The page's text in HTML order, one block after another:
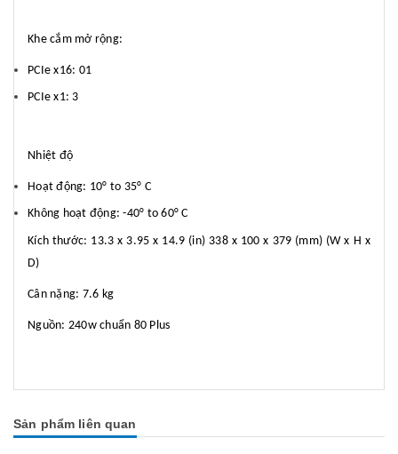
Khe cắm mở rộng:
PCIe x16: 01
PCIe x1: 3
Nhiệt độ
Hoạt động: 10° to 35° C
Không hoạt động: -40° to 60° C
Kích thước: 13.3 x 3.95 x 14.9 (in) 338 x 100 x 379 (mm) (W x H x
D)
Cân nặng: 7.6 kg
Nguồn: 240w chuẩn 80 Plus
Sản phẩm liên quan